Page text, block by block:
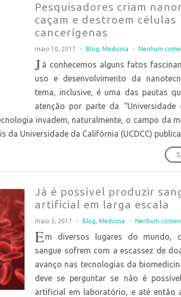
Pesquisadores criam
caçam e destroem células
cancerígenas
maio 10, 2017 - Blog, Medicina - Nenhum
J á conhecemos alguns fatos
uso e desenvolvimento da
tema, inclusive, é uma das pautas
atenção por parte da “Universidade
invadem, naturalmente, o campo da
da Universidade da Califórnia (UCDCC)
Já é possível produzir
artificial em larga escala
maio 5, 2017 - Blog, Medicina - Nenhum
Em diversos lugares do mundo,
sangue sofrem com a escassez de
avanço nas tecnologias da
deve se perguntar se não é
artificial em laboratório, e até então